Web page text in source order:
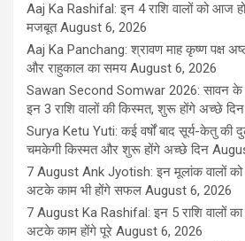
Aaj Ka Rashifal: इन 4 राशि वालों को आज
मजबूत August 6, 2026
Aaj Ka Panchang: श्रावण माह कृष्ण पक्ष
और राहुकाल का समय August 6, 2026
Sawan Second Somwar 2026: सावन के
इन 3 राशि वालों की किस्मत, शुरू होंगे अच्छे दिन
Surya Ketu Yuti: कई वर्षों बाद सूर्य-केतु की
चमकेगी किस्मत और शुरू होंगे अच्छे दिन
7 August Ank Jyotish: इन मूलांक वालों को
अटके काम भी होंगे सफल August 6, 2026
7 August Ka Rashifal: इन 5 राशि वालों का
अटके काम होंगे पूरे August 6, 2026